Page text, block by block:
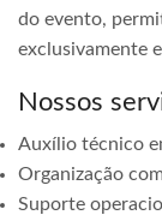
do evento,
exclusivamente
Nossos
Auxílio técnico
Organização
Suporte